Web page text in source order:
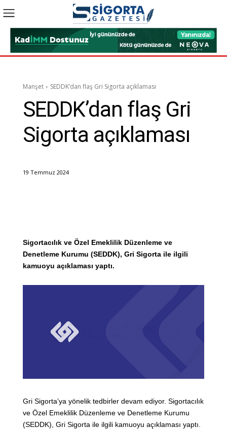
Manşet SEDDK’dan flaş Gri Sigorta açıklaması
SEDDK’dan flaş Gri
Sigorta açıklaması
19 Temmuz 2024
Sigortacılık ve Özel Emeklilik Düzenleme ve
Denetleme Kurumu (SEDDK), Gri Sigorta ile ilgili
kamuoyu açıklaması yaptı.
Gri Sigorta’ya yönelik tedbirler devam ediyor. Sigortacılık
ve Özel Emeklilik Düzenleme ve Denetleme Kurumu
(SEDDK), Gri Sigorta ile ilgili kamuoyu açıklaması yaptı.